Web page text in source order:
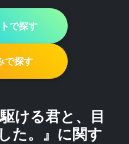
で探す
で探す
ける君と、目
た。』に関す